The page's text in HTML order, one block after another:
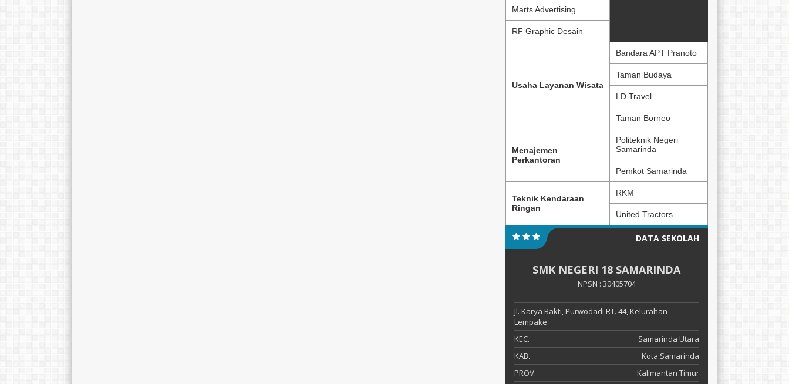
Marts Advertising
RF Graphic Desain
Usaha Layanan Wisata
Bandara APT Pranoto
Taman Budaya
LD Travel
Taman Borneo
Menajemen
Perkantoran
Politeknik Negeri
Samarinda
Pemkot Samarinda
Teknik Kendaraan
Ringan
RKM
United Tractors
DATA SEKOLAH
SMK NEGERI 18 SAMARINDA
NPSN : 30405704
Jl. Karya Bakti, Purwodadi RT. 44, Kelurahan
Lempake
KEC.
Samarinda Utara
KAB.
Kota Samarinda
PROV.
Kalimantan Timur